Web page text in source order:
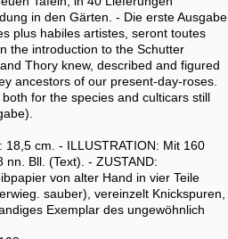
in den Gärten. - Die erste Ausgabe
plus habiles artistes, seront toutes
the introduction to the Schutter
Thory knew, described and figured
ancestors of our present-day-roses.
for the species and culticars still
cm. - ILLUSTRATION: Mit 160
Bll. (Text). - ZUSTAND:
von alter Hand in vier Teile
sauber), vereinzelt Knickspuren,
Exemplar des ungewöhnlich